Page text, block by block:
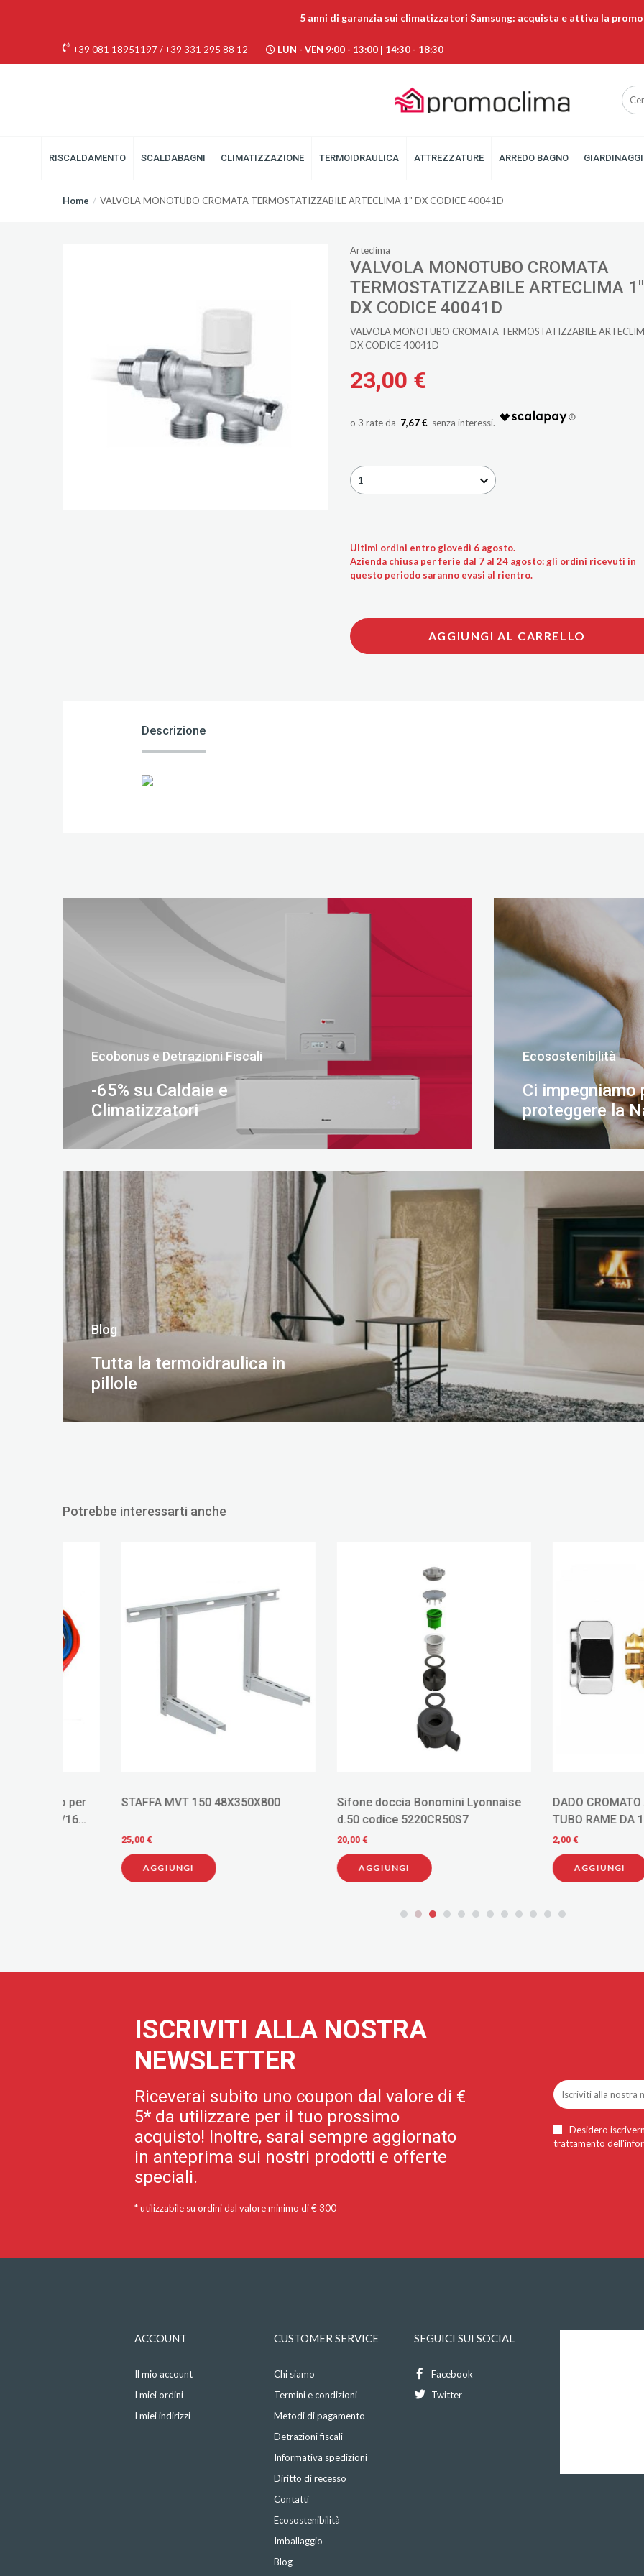
5 anni di garanzia sui climatizzatori Samsung: acquista e attiva la
+39 081 18951197/+39 331 295 88 12 LUN - VEN 9:00 - 13:00 | 14:30 - 18:30
RISCALDAMENTO SCALDABAGNI CLIMATIZZAZIONE TERMOIDRAULICA ATTREZZATURE ARREDO BAGNO
Home VALVOLA MONOTUBO CROMATA TERMOSTATIZZABILE ARTECLIMA 1" DX CODICE 40041D
Arteclima
VALVOLA MONOTUBO CROMATA
TERMOSTATIZZABILE ARTECLIMA 1"
DX CODICE 40041D
VALVOLA MONOTUBO CROMATA TERMOSTATIZZABILE
DX CODICE 40041D
23,00 €
7,67 €
1
Ultimi ordini entro giovedì 6 agosto.
Azienda chiusa per ferie dal 7 al 24 agosto: gli ordini ricevuti in
questo periodo saranno evasi al rientro.
AGGIUNGI AL CARRELLO
Descrizione
Ecobonus e Detrazioni Fiscali
-65% su Caldaie e
Climatizzatori
Ecosostenibilità
Ci impegniamo
proteggere la
Blog
Tutta la termoidraulica in
pillole
Potrebbe interessarti anche
STAFFA MVT 150 48X350X800
AGGIUNGI
Sifone doccia Bonomini Lyonnaise
d.50 codice 5220CR50S7
AGGIUNGI
DADO CROMATO
TUBO RAME DA 14
GOMMA CODICE AC72014LS
AGGIUNGI
ISCRIVITI ALLA NOSTRA
NEWSLETTER
Riceverai subito uno coupon dal valore di €
5* da utilizzare per il tuo prossimo
acquisto! Inoltre, sarai sempre aggiornato
in anteprima sui nostri prodotti e offerte
speciali.
* utilizzabile su ordini dal valore minimo di € 300
Desidero
trattamento
ACCOUNT
Il mio account
I miei ordini
I miei indirizzi
CUSTOMER SERVICE
Chi siamo
Termini e condizioni
Metodi di pagamento
Detrazioni fiscali
Informativa spedizioni
Diritto di recesso
Contatti
Ecosostenibilità
Imballaggio
Blog
SEGUICI SUI SOCIAL
Facebook
Twitter